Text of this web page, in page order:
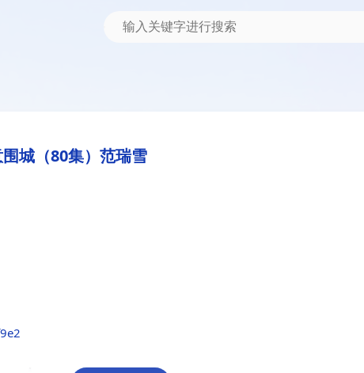
城（80集）范瑞雪